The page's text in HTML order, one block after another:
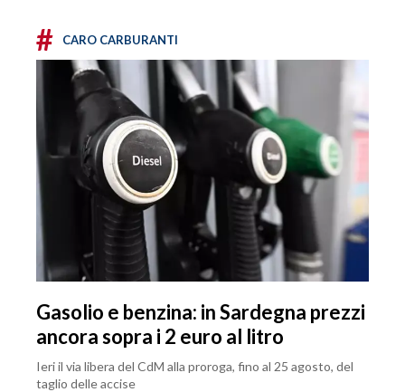
# CARO CARBURANTI
Gasolio e benzina: in Sardegna prezzi
ancora sopra i 2 euro al litro
Ieri il via libera del CdM alla proroga, fino al 25 agosto, del
taglio delle accise